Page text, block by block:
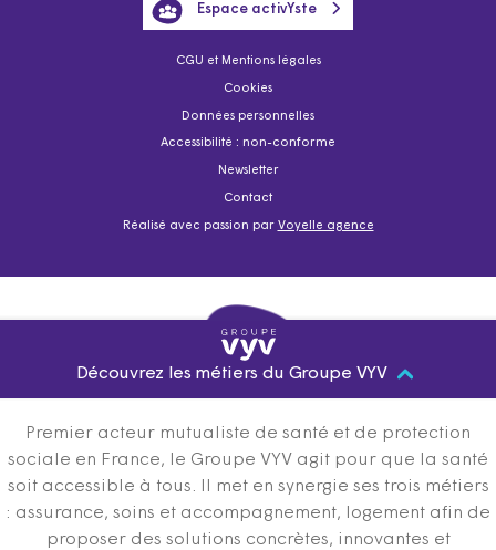
CGU et Mentions légales
Cookies
Données personnelles
Accessibilité : non-conforme
Newsletter
Contact
Réalisé avec passion par Voyelle agence
Espace activYste
Découvrez les métiers du Groupe VYV
Premier acteur mutualiste de santé et de protection
sociale en France, le Groupe VYV agit pour que la santé
soit accessible à tous. Il met en synergie ses trois métiers
: assurance, soins et accompagnement, logement afin de
proposer des solutions concrètes, innovantes et